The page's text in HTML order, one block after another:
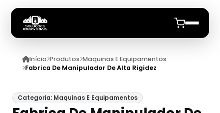
Início
Início Produtos Maquinas E Equipamentos
Fabrica De Manipulador De Alta Rigidez
Categoria: Maquinas E Equipamentos